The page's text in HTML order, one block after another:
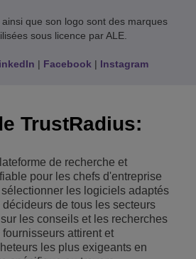
que son logo sont des marques
sous licence par ALE.
| Facebook | Instagram
TrustRadius:
de recherche et
pour les chefs d'entreprise
les logiciels adaptés
de tous les secteurs
les conseils et les recherches
attirent et
les plus exigeants en